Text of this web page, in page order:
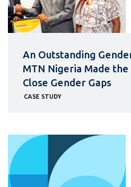
An Outstanding
MTN Nigeria Made
Close Gender Gaps
CASE STUDY